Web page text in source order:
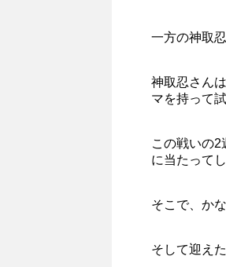
一方の神取
神取忍さん
マを持って試
この戦いの
に当たって
そこで、か
そして迎え